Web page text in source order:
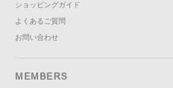
ショッピングガイド
よくあるご質問
お問い合わせ
MEMBERS